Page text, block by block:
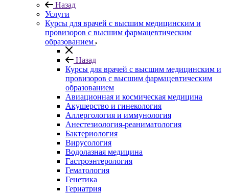
Назад
Услуги
Курсы для врачей с высшим медицинским и
провизоров с высшим фармацевтическим
образованием
Назад
Курсы для врачей с высшим медицинским и
провизоров с высшим фармацевтическим
образованием
Авиационная и космическая медицина
Акушерство и гинекология
Аллергология и иммунология
Анестезиология-реаниматология
Бактериология
Вирусология
Водолазная медицина
Гастроэнтерология
Гематология
Генетика
Гериатрия